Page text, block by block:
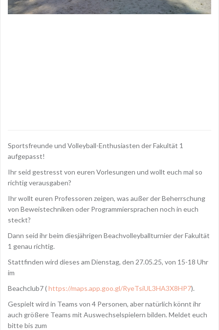
Sportsfreunde und Volleyball-Enthusiasten der Fakultät 1
aufgepasst!
Ihr seid gestresst von euren Vorlesungen und wollt euch mal so
richtig verausgaben?
Ihr wollt euren Professoren zeigen, was außer der Beherrschung
von Beweistechniken oder Programmiersprachen noch in euch
steckt?
Dann seid ihr beim diesjährigen Beachvolleyballturnier der Fakultät
1 genau richtig.
Stattfinden wird dieses am Dienstag, den 27.05.25, von 15-18 Uhr
im
Beachclub7 (https://maps.app.goo.gl/RyeTsiUL3HA3X8HP7).
Gespielt wird in Teams von 4 Personen, aber natürlich könnt ihr
auch größere Teams mit Auswechselspielern bilden. Meldet euch
bitte bis zum